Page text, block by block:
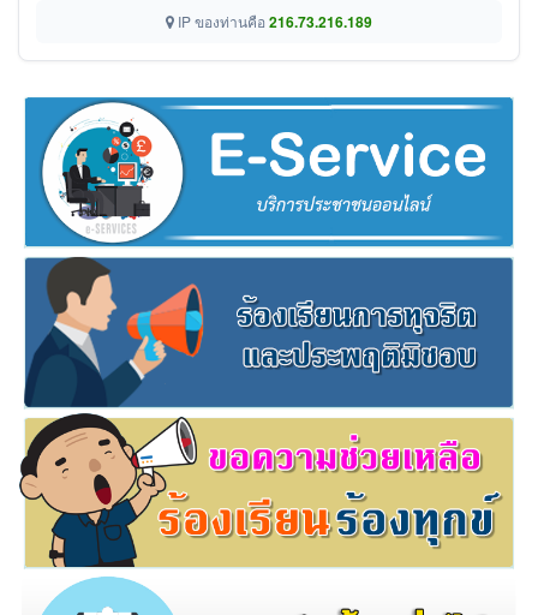
IP ของท่านคือ 216.73.216.189